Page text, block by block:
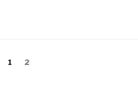
Page
1 Page
2